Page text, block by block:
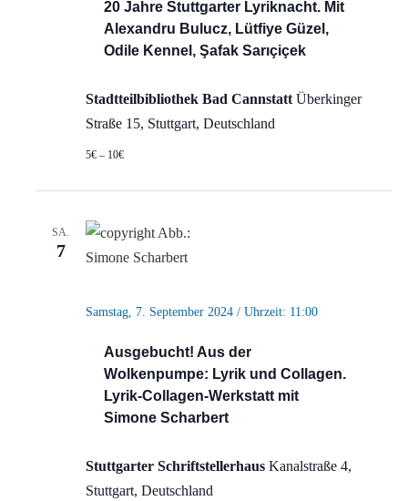
20 Jahre Stuttgarter Lyriknacht. Mit
Alexandru Bulucz, Lütfiye Güzel,
Odile Kennel, Şafak Sarıçiçek
Stadtteilbibliothek Bad Cannstatt Überkinger
Straße 15, Stuttgart, Deutschland
5€ – 10€
SA.
7
Ausgebucht! Aus der
Wolkenpumpe: Lyrik und Collagen.
Lyrik-Collagen-Werkstatt mit
Simone Scharbert
Samstag, 7. September 2024 / Uhrzeit: 11:00
Stuttgarter Schriftstellerhaus Kanalstraße 4,
Stuttgart, Deutschland